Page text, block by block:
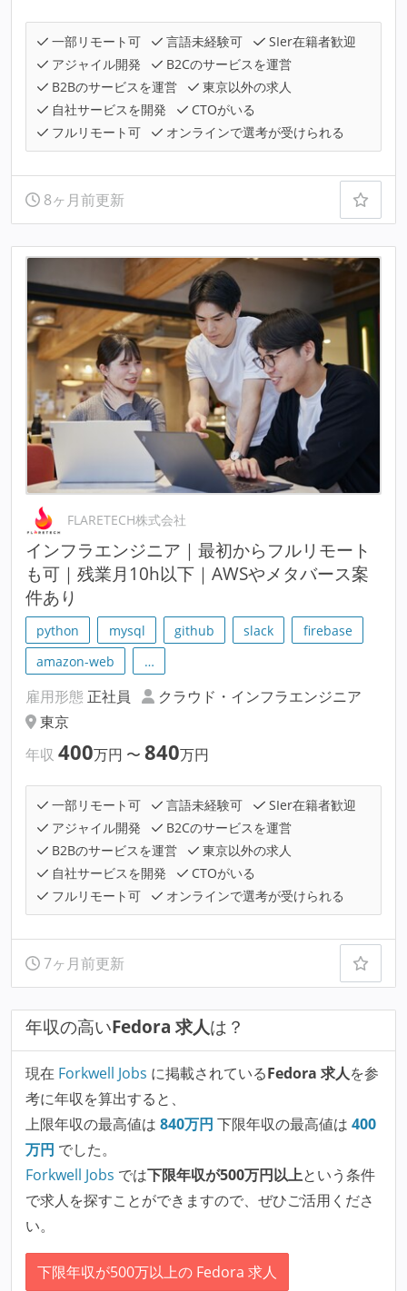
一部リモート可 言語未経験可
SIer在籍者歓迎
アジャイル開発
B2Cのサービスを運営
B2Bのサービスを運営
東京以外の求人
自社サービスを開発
CTOがいる
フルリモート可
オンラインで選考が受けられる
8ヶ月前更新
FLARETECH株式会社
インフラエンジニア｜最初からフルリモート
も可｜残業月10h以下｜AWSやメタバース案
件あり
python mysql github slack
firebase
amazon-web
…
雇用形態 正社員
クラウド・インフラエンジニア
東京
年収 400万円 〜 840万円
一部リモート可 言語未経験可
SIer在籍者歓迎
アジャイル開発
B2Cのサービスを運営
B2Bのサービスを運営
東京以外の求人
自社サービスを開発
CTOがいる
フルリモート可
オンラインで選考が受けられる
7ヶ月前更新
年収の高いFedora 求人は？
現在 Forkwell Jobs に掲載されているFedora 求人を参
考に年収を算出すると、
上限年収の最高値は 840万円 下限年収の最高値は 400
万円 でした。
Forkwell Jobs では下限年収が500万円以上という条件
で求人を探すことができますので、ぜひご活用くださ
い。
下限年収が500万以上の Fedora 求人